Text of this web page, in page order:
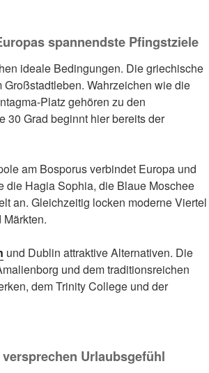
spannendste Pfingstziele
ideale Bedingungen. Die griechische
Wahrzeichen wie die
Platz gehören zu den
30 Grad beginnt hier bereits der
am Bosporus verbindet Europa und
die Hagia Sophia, die Blaue Moschee
an. Gleichzeitig locken moderne Viertel
und Dublin attraktive Alternativen. Die
und dem traditionsreichen
dem Trinity College und der
Urlaubsgefühl